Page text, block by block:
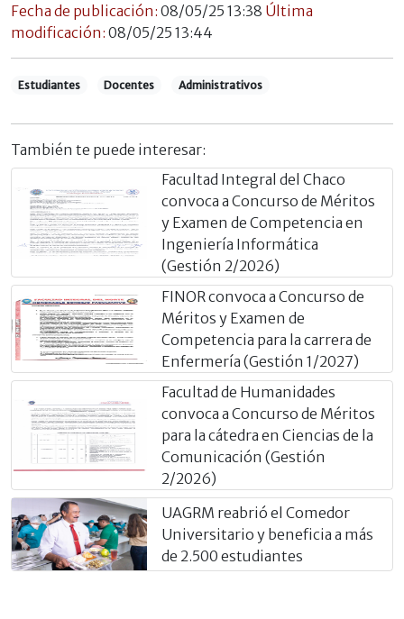
Fecha de publicación: 08/05/25 13:38 Última
modificación: 08/05/25 13:44
Estudiantes Docentes Administrativos
También te puede interesar:
Facultad Integral del Chaco
convoca a Concurso de Méritos
y Examen de Competencia en
Ingeniería Informática
(Gestión 2/2026)
FINOR convoca a Concurso de
Méritos y Examen de
Competencia para la carrera de
Enfermería (Gestión 1/2027)
Facultad de Humanidades
convoca a Concurso de Méritos
para la cátedra en Ciencias de la
Comunicación (Gestión
2/2026)
UAGRM reabrió el Comedor
Universitario y beneficia a más
de 2.500 estudiantes